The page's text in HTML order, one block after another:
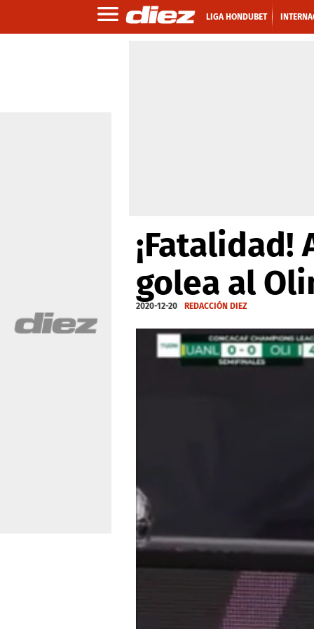
LIGA HONDUBET
¡Fatalidad!
golea al
2020-12-20 REDACCIÓN DIEZ